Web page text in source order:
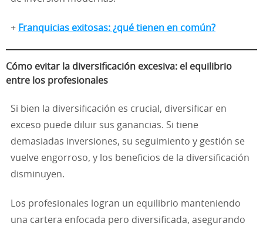
+ Franquicias exitosas: ¿qué tienen en común?
Cómo evitar la diversificación excesiva: el equilibrio
entre los profesionales
Si bien la diversificación es crucial, diversificar en
exceso puede diluir sus ganancias. Si tiene
demasiadas inversiones, su seguimiento y gestión se
vuelve engorroso, y los beneficios de la diversificación
disminuyen.
Los profesionales logran un equilibrio manteniendo
una cartera enfocada pero diversificada, asegurando